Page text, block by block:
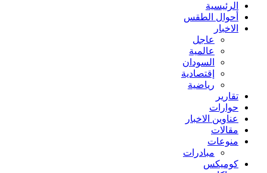
الرئيسية
أحوال الطقس
الاخبار
عاجل
عالمية
السودان
إقتصادية
رياضية
تقارير
حوارات
عناوين الاخبار
مقالات
منوعات
مبادرات
كوميكس